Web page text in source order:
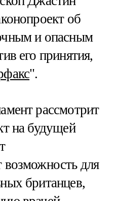
об
и опасным
его принятия,
".
рассмотрит
на будущей
возможность для
британцев,